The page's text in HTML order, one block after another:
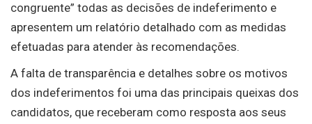
congruente” todas as decisões de indeferimento e
apresentem um relatório detalhado com as medidas
efetuadas para atender às recomendações.
A falta de transparência e detalhes sobre os motivos
dos indeferimentos foi uma das principais queixas dos
candidatos, que receberam como resposta aos seus